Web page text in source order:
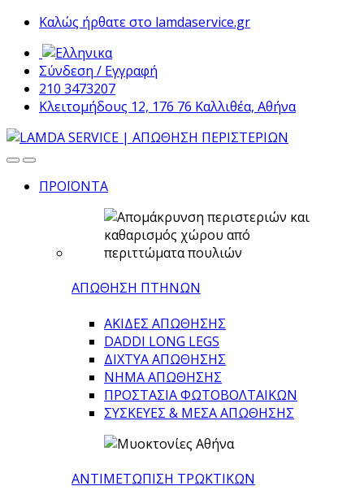
Skip
navigation
Skip
content
Καλώς ήρθατε στο lamdaservice.gr
Σύνδεση / Εγγραφή
210 3473207
Κλειτομήδους 12, 176 76 Καλλιθέα, Αθήνα
ΠΡΟΪΟΝΤΑ
ΑΠΩΘΗΣΗ ΠΤΗΝΩΝ
ΑΚΙΔΕΣ ΑΠΩΘΗΣΗΣ
DADDI LONG LEGS
ΔΙΧΤΥΑ ΑΠΩΘΗΣΗΣ
ΝΗΜΑ ΑΠΩΘΗΣΗΣ
ΠΡΟΣΤΑΣΙΑ ΦΩΤΟΒΟΛΤΑΙΚΩΝ
ΣΥΣΚΕΥΕΣ & ΜΕΣΑ ΑΠΩΘΗΣΗΣ
ΑΝΤΙΜΕΤΩΠΙΣΗ ΤΡΩΚΤΙΚΩΝ